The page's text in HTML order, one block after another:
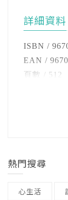
庭工作兩
／一本所
●網路與
●「多巴
在心理療
聽懂，他
自己的哭
張我們可
預防性的
傷痛、療
痕》、《
關係倦怠，
1-4一整個
詳細資料
ISBN /
EAN /
頁數 / 512
熱門搜尋
心生活